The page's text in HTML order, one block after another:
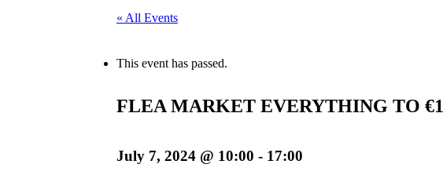
« All Events
This event has passed.
FLEA MARKET EVERYTHING TO €1
July 7, 2024 @ 10:00 - 17:00